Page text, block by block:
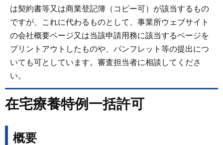
は契約書等又は商業登記簿（コピー可）が該当するもの
ですが、これに代わるものとして、事業所ウェブサイト
の会社概要ページ又は当該申請用務に該当するページを
プリントアウトしたものや、パンフレット等の提出につ
いても可としています。審査担当者に相談してくださ
い。
在宅療養特例一括許可
概要